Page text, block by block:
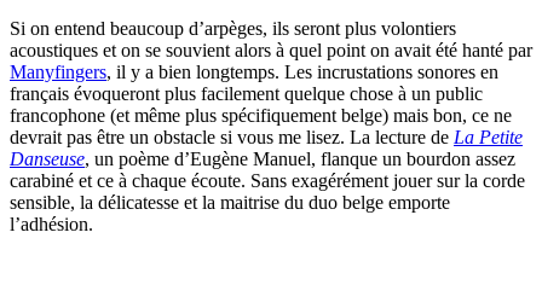
Si on entend beaucoup d’arpèges, ils seront plus volontiers
acoustiques et on se souvient alors à quel point on avait été hanté par
Manyfingers, il y a bien longtemps. Les incrustations sonores en
français évoqueront plus facilement quelque chose à un public
francophone (et même plus spécifiquement belge) mais bon, ce ne
devrait pas être un obstacle si vous me lisez. La lecture de La Petite
Danseuse, un poème d’Eugène Manuel, flanque un bourdon assez
carabiné et ce à chaque écoute. Sans exagérément jouer sur la corde
sensible, la délicatesse et la maitrise du duo belge emporte
l’adhésion.